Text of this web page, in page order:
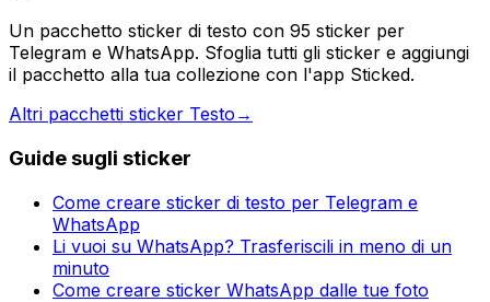
Un pacchetto sticker di testo con 95 sticker per
Telegram e WhatsApp. Sfoglia tutti gli sticker e aggiungi
il pacchetto alla tua collezione con l'app Sticked.
Altri pacchetti sticker Testo →
Guide sugli sticker
Come creare sticker di testo per Telegram e
WhatsApp
Li vuoi su WhatsApp? Trasferiscili in meno di un
minuto
Come creare sticker WhatsApp dalle tue foto